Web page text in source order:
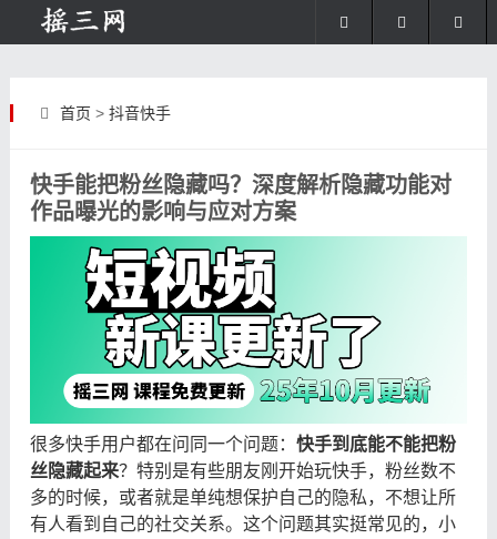
首页 > 抖音快手
快手能把粉丝隐藏吗？深度解析隐藏功能对
作品曝光的影响与应对方案
很多快手用户都在问同一个问题： 快手到底能不能把粉
丝隐藏起来？特别是有些朋友刚开始玩快手，粉丝数不
多的时候，或者就是单纯想保护自己的隐私，不想让所
有人看到自己的社交关系。这个问题其实挺常见的，小